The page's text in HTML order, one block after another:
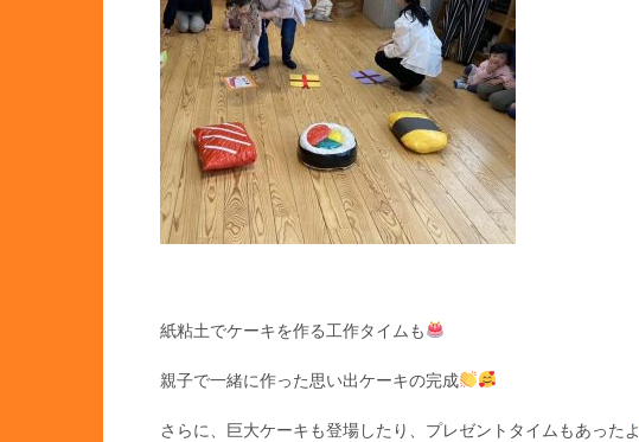
紙粘土でケーキを作る工作タイムも
親子で一緒に作った思い出ケーキの完成
さらに、巨大ケーキも登場したり、プレゼントタイムもあったよ